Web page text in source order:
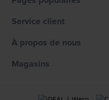
Service client
À propos de nous
Magasins